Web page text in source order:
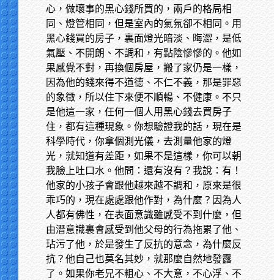
心，做壞事的黑心錢所買的，兩戶的格局相
同、燈管相同，但是室內的氣氛卻不相同。用
黑心錢買的房子，裏面燈光暗淡、晦澀，是低
氣壓、不開朗、不調和，有點陰慘慘的。他如
果感覺不對，再換個房屋，搬了家仍是一樣，
因為他的錢來得不道德、不仁不義，那是罪惡
的象徵，所以住下來便不順暢、不健康。不只
是他這一家，任何一個人用黑心錢去買房子
住，都有這種現象。你想驗證我的話，現在是
科學時代，你拿個測光儀，去測量他家的燈
光，就知道有差距，如果不是這樣，你可以朝
我臉上吐口水。他問：還有沒有？我說：有！
他家的小孩子會跟他越來越不調和，原來是很
乖巧的，現在處處跟他作對，為什麼？因為人
人都有佛性，在表面意識雖感受不到什麼，但
由潛意識裏會感受到他父母的行為拖累了他、
玷污了他，於是發生了反抗的意念，為什麼反
抗？他自己也莫名其妙，就那麼自然地發露
了。如果你老兄不粗心、不大意，不心浮、不